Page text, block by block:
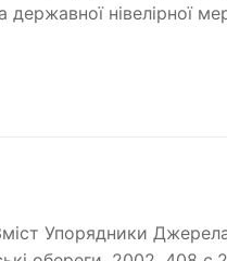
нівелірної
Упорядники